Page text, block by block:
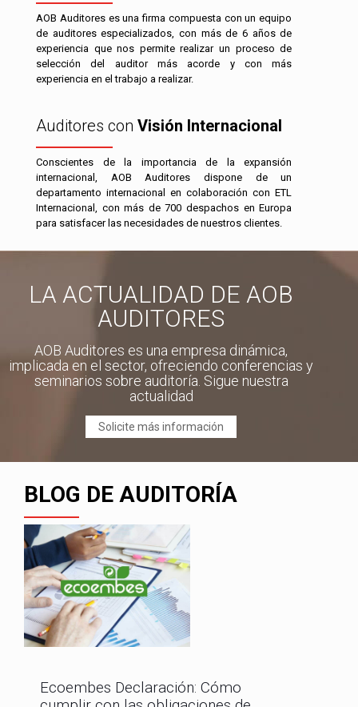
AOB Auditores es una firma compuesta con un equipo
de auditores especializados, con más de 6 años de
experiencia que nos permite realizar un proceso de
selección del auditor más acorde y con más
experiencia en el trabajo a realizar.
Auditores con Visión Internacional
Conscientes de la importancia de la expansión
internacional, AOB Auditores dispone de un
departamento internacional en colaboración con ETL
Internacional, con más de 700 despachos en Europa
para satisfacer las necesidades de nuestros clientes.
LA ACTUALIDAD DE AOB
AUDITORES
AOB Auditores es una empresa dinámica,
implicada en el sector, ofreciendo conferencias y
seminarios sobre auditoría. Sigue nuestra
actualidad
Solicite más información
BLOG DE AUDITORÍA
Ecoembes Declaración: Cómo